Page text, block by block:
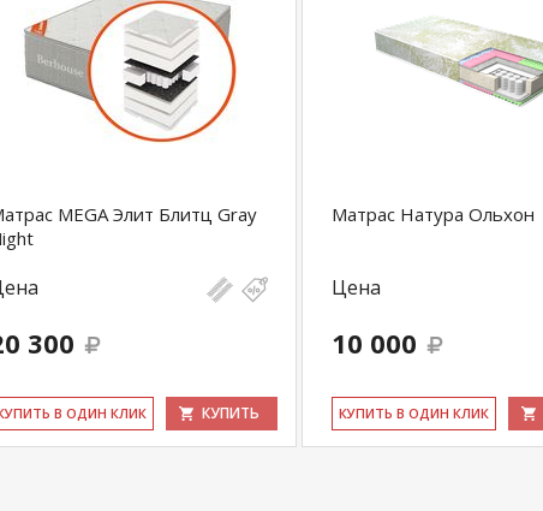
MEGA Элит Блитц Gray
300
В ОДИН КЛИК КУПИТЬ
Матрас Натура Ольхон
Цена
10 000
КУ­ПИТЬ В ОДИН КЛИК